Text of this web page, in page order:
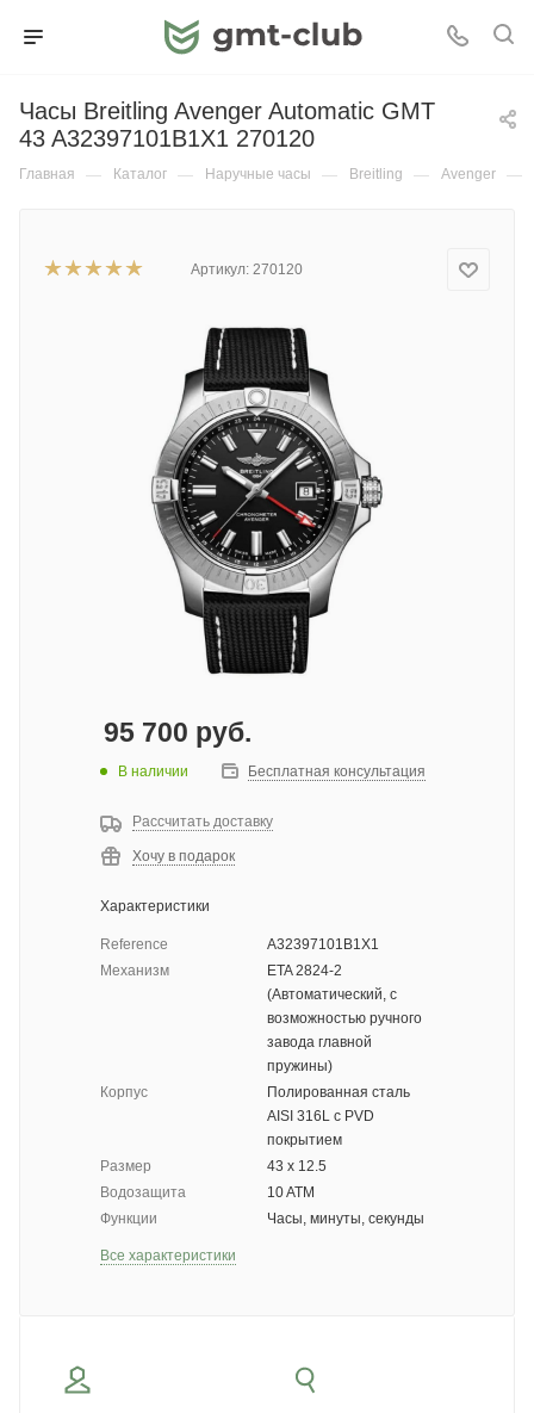
Часы Breitling Avenger Automatic GMT
43 A32397101B1X1 270120
Главная — Каталог — Наручные часы — Breitling — Avenger —
Артикул: 270120
95 700 руб.
В наличии Бесплатная консультация
Рассчитать доставку
Хочу в подарок
Характеристики
Reference
A32397101B1X1
Механизм
ETA 2824-2
(Автоматический, с
возможностью ручного
завода главной
пружины)
Корпус
Полированная сталь
AISI 316L с PVD
покрытием
Размер
43 x 12.5
Водозащита
10 ATM
Функции
Часы, минуты, секунды
Все характеристики